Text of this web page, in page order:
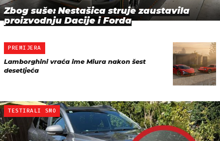
Zbog suše: Nestašica struje zaustavila
proizvodnju Dacije i Forda
PREMIJERA
Lamborghini vraća ime Miura nakon šest
desetljeća
TESTIRALI SMO